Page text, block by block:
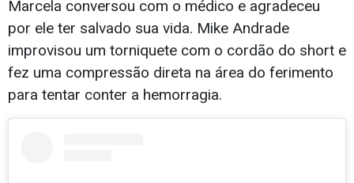
Marcela conversou com o médico e agradeceu
por ele ter salvado sua vida. Mike Andrade
improvisou um torniquete com o cordão do short e
fez uma compressão direta na área do ferimento
para tentar conter a hemorragia.